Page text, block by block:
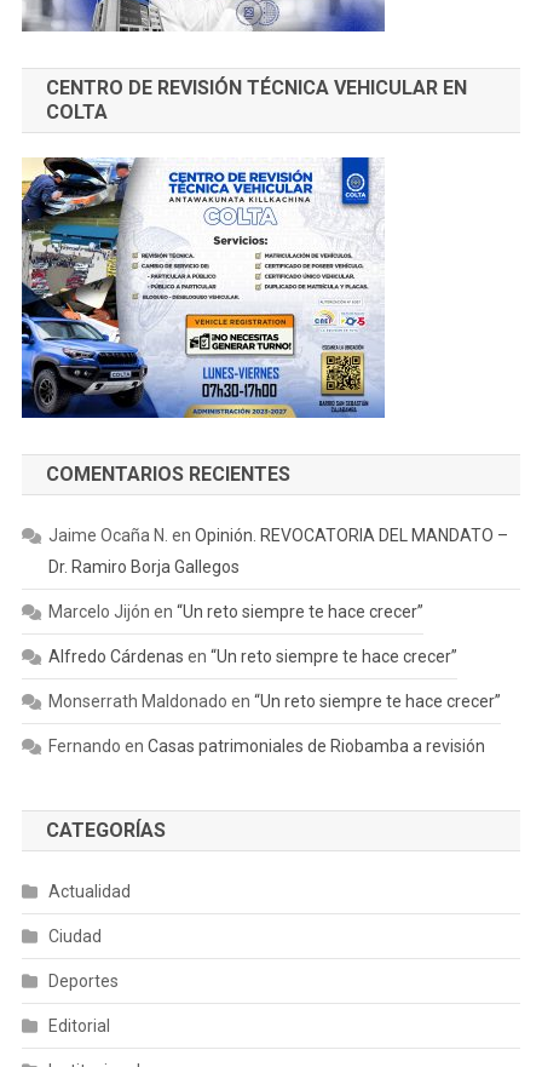
CENTRO DE REVISIÓN TÉCNICA VEHICULAR EN
COLTA
COMENTARIOS RECIENTES
Jaime Ocaña N. en Opinión. REVOCATORIA DEL MANDATO –
Dr. Ramiro Borja Gallegos
Marcelo Jijón en “Un reto siempre te hace crecer”
Alfredo Cárdenas en “Un reto siempre te hace crecer”
Monserrath Maldonado en “Un reto siempre te hace crecer”
Fernando en Casas patrimoniales de Riobamba a revisión
CATEGORÍAS
Actualidad
Ciudad
Deportes
Editorial